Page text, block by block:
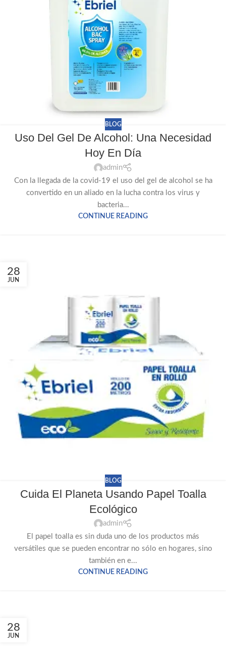
BLOG
Uso Del Gel De Alcohol: Una Necesidad
Hoy En Día
admin
Con la llegada de la covid-19 el uso del gel de alcohol se ha
convertido en un aliado en la lucha contra los virus y
bacteria...
CONTINUE READING
28
JUN
BLOG
Cuida El Planeta Usando Papel Toalla
Ecológico
admin
El papel toalla es sin duda uno de los productos más
versátiles que se pueden encontrar no sólo en hogares, sino
también en e...
CONTINUE READING
28
JUN